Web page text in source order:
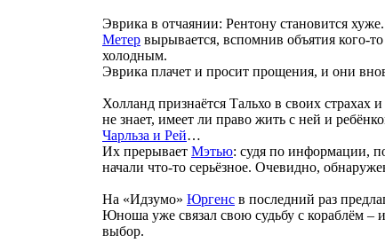
Эврика в отчаянии: Рентону становится
Метер вырывается, вспомнив объятия кого-
холодным.
Эврика плачет и просит прощения, и они
Холланд признаётся Тальхо в своих
не знает, имеет ли право жить с ней и
Чарльза и Рей…
Их прерывает Мэтью: судя по информации,
начали что-то серьёзное. Очевидно,
На «Идзумо» Юргенс в последний раз
Юноша уже связал свою судьбу с кораблём – и
выбор.